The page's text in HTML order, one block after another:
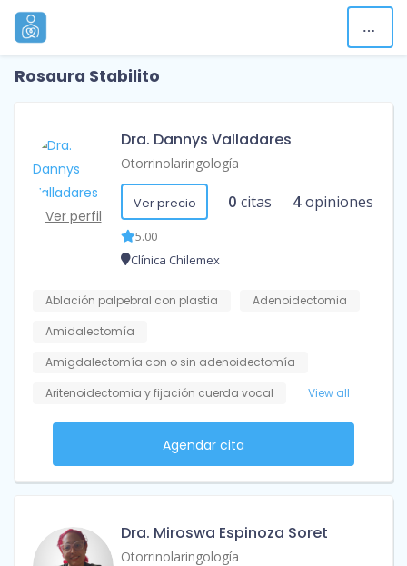
Rosaura Stabilito
Ver perfil
Dra. Dannys Valladares
Otorrinolaringología
Ver precio 0 citas 4 opiniones
5.00
Clínica Chilemex
Ablación palpebral con plastia
Adenoidectomia
Amidalectomía
Amigdalectomía con o sin adenoidectomía
Aritenoidectomia y fijación cuerda vocal
View all
Agendar cita
Dra. Miroswa Espinoza Soret
Otorrinolaringología